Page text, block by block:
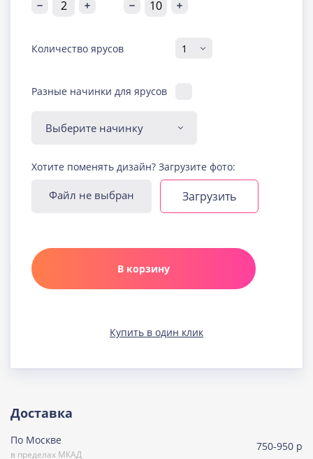
Количество ярусов
Разные начинки для ярусов
Диабетическая-
безглютеновая начинка
Узнать подробнее о начинке
Йогуртовая с ягодами
Узнать подробнее о начинке
Карамельная
Узнать подробнее о начинке
(постная)
Хотите поменять дизайн? Загрузите фото:
Файл не выбран Загрузить
В корзину
Купить в один клик
Доставка
По Москве
в пределах МКАД
750-950 р